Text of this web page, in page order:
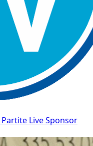
Partite LiveSponsor